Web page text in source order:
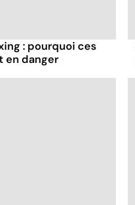
: pourquoi ces
en danger